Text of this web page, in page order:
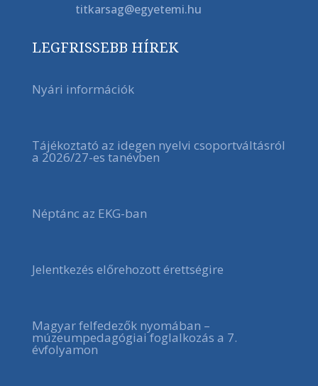
titkarsag@egyetemi.hu
LEGFRISSEBB HÍREK
Nyári információk
Tájékoztató az idegen nyelvi csoportváltásról
a 2026/27-es tanévben
Néptánc az EKG-ban
Jelentkezés előrehozott érettségire
Magyar felfedezők nyomában –
múzeumpedagógiai foglalkozás a 7.
évfolyamon